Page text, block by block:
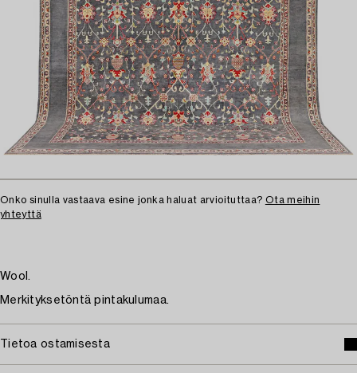
Onko sinulla vastaava esine jonka haluat arvioituttaa? Ota meihin
yhteyttä
Wool.
Merkityksetöntä pintakulumaa.
Tietoa ostamisesta